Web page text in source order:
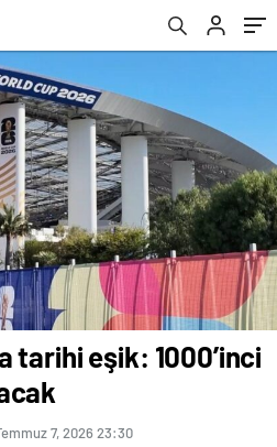
tarihi eşik: 1000’inci
7, 2026 23:30